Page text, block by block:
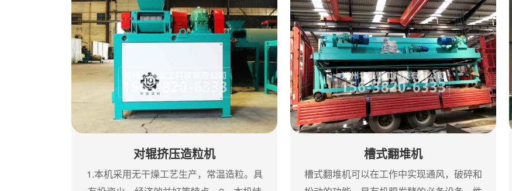
对辊挤压造粒机
1.本机采用无干燥工艺生产，常温造粒。具
槽式翻堆机
槽式翻堆机可以在工作中实现通风，破碎和